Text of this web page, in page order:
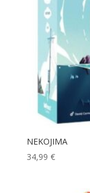
NEKOJIMA
34,99 €